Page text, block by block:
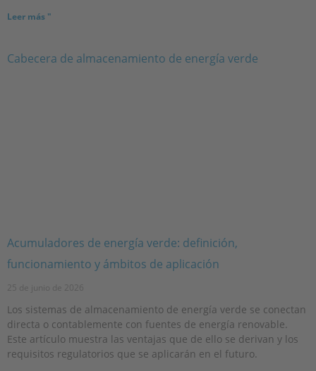
Leer más "
Acumuladores de energía verde: definición,
funcionamiento y ámbitos de aplicación
25 de junio de 2026
Los sistemas de almacenamiento de energía verde se conectan
directa o contablemente con fuentes de energía renovable.
Este artículo muestra las ventajas que de ello se derivan y los
requisitos regulatorios que se aplicarán en el futuro.